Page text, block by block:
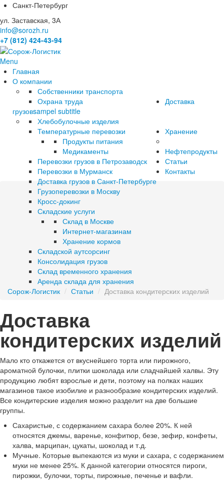
Санкт-Петербург
ул. Заставская, 3А
info@sorozh.ru
+7 (812) 424-43-94
Menu
Главная
О компании
Собственники транспорта
Охрана труда
Доставка
грузовsampel subtitle
Хлебобулочные изделия
Температурные перевозки
Продукты питания
Медикаменты
Перевозки грузов в Петрозаводск
Перевозки в Мурманск
Доставка грузов в Санкт-Петербурге
Грузоперевозки в Москву
Хранение
Кросс-докинг
Складские услуги
Склад в Москве
Интернет-магазинам
Хранение кормов
Складской аутсорсинг
Консолидация грузов
Склад временного хранения
Аренда склада для хранения
Нефтепродукты
Статьи
Контакты
Сорож-Логистик / Статьи / Доставка кондитерских изделий
Доставка
кондитерских изделий
Мало кто откажется от вкуснейшего торта или пирожного,
ароматной булочки, плитки шоколада или сладчайшей халвы. Эту
продукцию любят взрослые и дети, поэтому на полках наших
магазинов такое изобилие и разнообразие кондитерских изделий.
Все кондитерские изделия можно разделит на две большие
группы.
Сахаристые, с содержанием сахара более 20%. К ней
относятся джемы, варенье, конфитюр, безе, зефир, конфеты,
халва, марципан, цукаты, шоколад и т.д.
Мучные. Которые выпекаются из муки и сахара, с содержанием
муки не менее 25%. К данной категории относятся пироги,
пирожки, булочки, торты, пирожные, печенье и вафли.